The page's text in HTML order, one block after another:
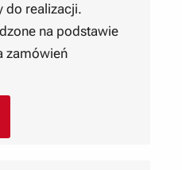
do realizacji.
na podstawie
zamówień